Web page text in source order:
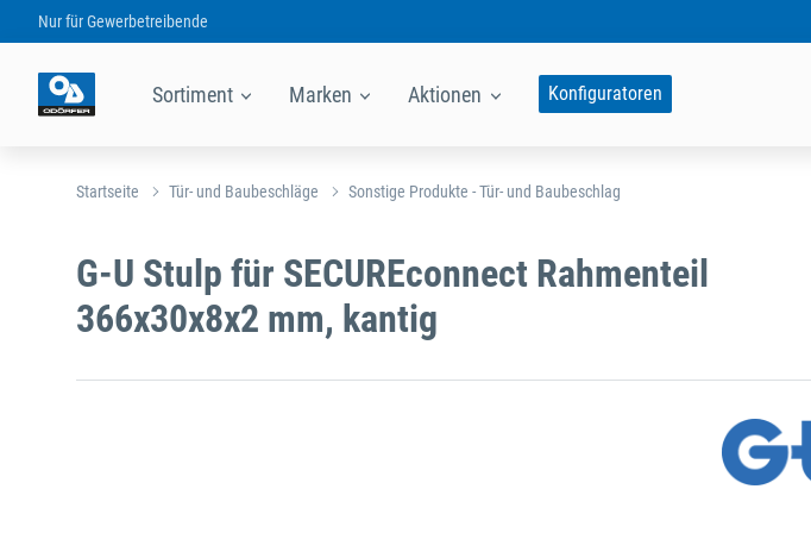
Nur fürGewerbetreibende
Sortiment Marken Aktionen Konfiguratoren
Startseite Tür- und Baubeschläge Sonstige Produkte - Tür- und Baubeschlag
G-U Stulp für SECUREconnect Rahmenteil
366x30x8x2 mm, kantig